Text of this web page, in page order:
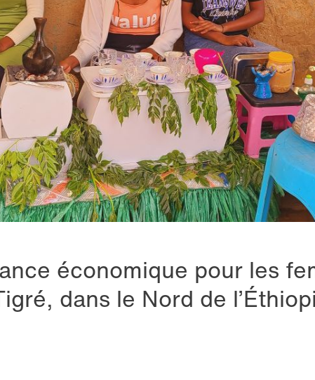
économique pour les
dans le Nord de